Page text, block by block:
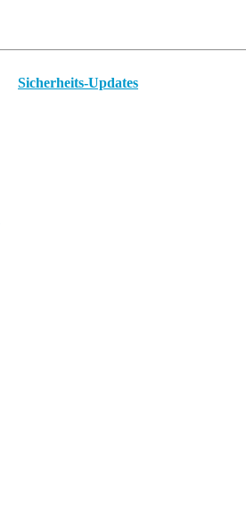
Sicherheits-Updates